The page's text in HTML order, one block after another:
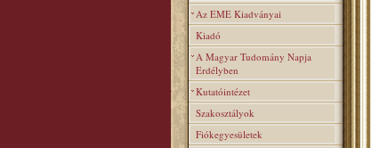
Az EME Kiadványai
Kiadó
A Magyar Tudomány Napja
Erdélyben
Kutatóintézet
Szakosztályok
Fiókegyesületek